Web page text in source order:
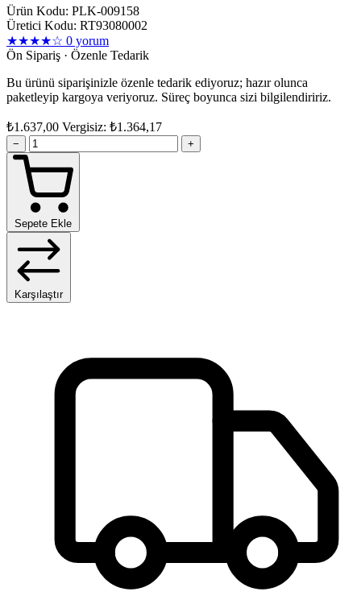
Ürün Kodu: PLK-009158
Üretici Kodu: RT93080002
★★★★☆ 0 yorum
Ön Sipariş · Özenle Tedarik
Bu ürünü siparişinizle özenle tedarik ediyoruz; hazır olunca
paketleyip kargoya veriyoruz. Süreç boyunca sizi bilgilendiririz.
₺1.637,00 Vergisiz: ₺1.364,17
− +
Sepete Ekle
Karşılaştır